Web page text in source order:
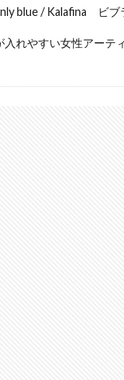
blue / Kalafina ビブ
入れやすい女性アー